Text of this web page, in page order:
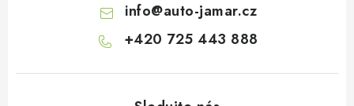
info@auto-jamar.cz
+420 725 443 888